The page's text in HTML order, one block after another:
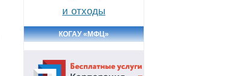
и отходы
КОГАУ «МФЦ»